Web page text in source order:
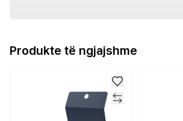
Produkte të ngjajshme